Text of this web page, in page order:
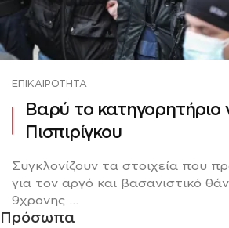
ΕΠΙΚΑΙΡΌΤΗΤΑ
Βαρύ το κατηγορητήριο
Πισπιρίγκου
Συγκλονίζουν τα στοιχεία που
για τον αργό και βασανιστικό
9χρονης ...
Πρόσωπα